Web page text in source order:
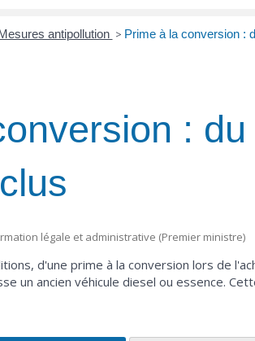
antipollution > Prime à la conversion :
:
légale et administrative (Premier ministre)
d'une prime à la conversion lors de
un ancien véhicule diesel ou essence.